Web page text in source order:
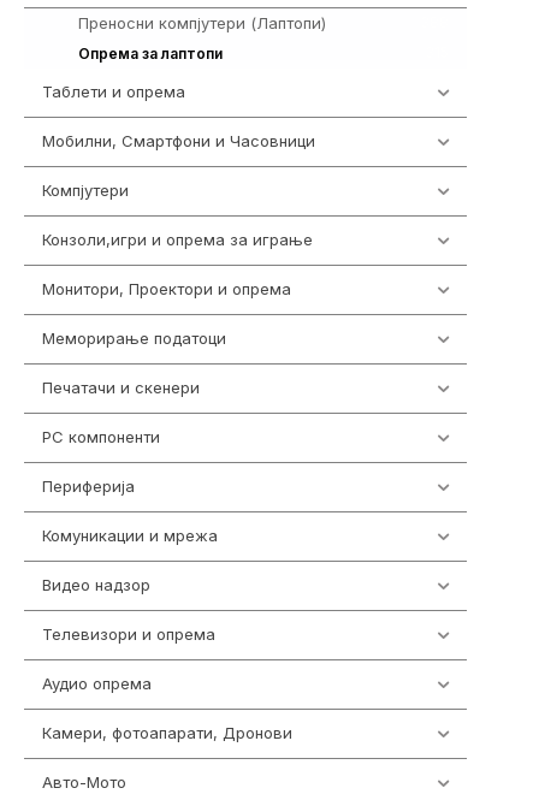
Преносни компјутери (Лаптопи)
Опрема за лаптопи
Таблети и опрема
Мобилни, Смартфони и Часовници
Компјутери
Конзоли,игри и опрема за играње
Монитори, Проектори и опрема
Меморирање податоци
Печатачи и скенери
PC компоненти
Периферија
Комуникации и мрежа
Видео надзор
Телевизори и опрема
Аудио опрема
Камери, фотоапарати, Дронови
Авто-Мото